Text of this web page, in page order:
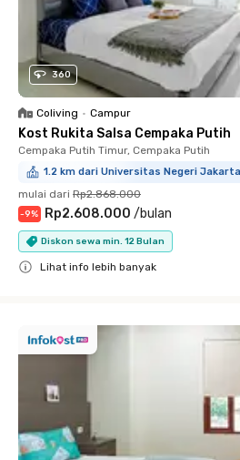
360
Coliving • Campur
Kost Rukita Salsa Cempaka Putih
Cempaka Putih Timur, Cempaka Putih
1.2 km dari Universitas Negeri Jakarta
mulai dari Rp2.868.000
-9% Rp2.608.000 /bulan
Diskon sewa min. 12 Bulan
Lihat info lebih banyak